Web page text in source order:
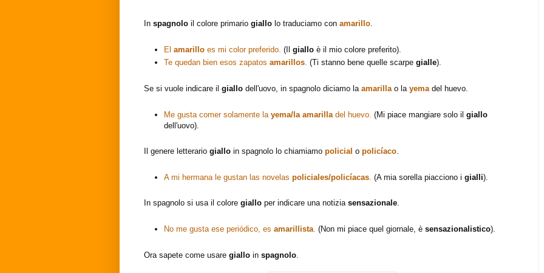
In spagnolo il colore primario giallo lo traduciamo con amarillo.
El amarillo es mi color preferido. (Il giallo ѐ il mio colore preferito).
Te quedan bien esos zapatos amarillos. (Ti stanno bene quelle scarpe gialle).
Se si vuole indicare il giallo dell'uovo, in spagnolo diciamo la amarilla o la yema del huevo.
Me gusta comer solamente la yema/la amarilla del huevo. (Mi piace mangiare solo il giallo
dell'uovo).
Il genere letterario giallo in spagnolo lo chiamiamo policial o policíaco.
A mi hermana le gustan las novelas policiales/policíacas (A mia sorella piacciono i gialli).
In spagnolo si usa il colore giallo per indicare una notizia sensazionale.
No me gusta ese periódico, es amarillista (Non mi piace quel giornale, è sensazionalistico).
Ora sapete come usare giallo in spagnolo